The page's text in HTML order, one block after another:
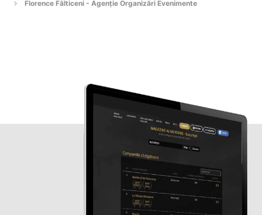
Florence Fălticeni - Agenție Organizări Evenimente